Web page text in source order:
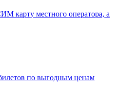
карту местного оператора, а
по выгодным ценам